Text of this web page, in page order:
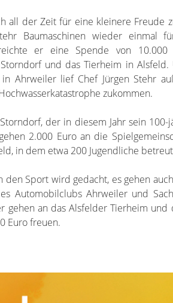
all der Zeit für eine kleinere Freude
Baumaschinen wieder einmal
er eine Spende von
und das Tierheim in
Ahrweiler lief Chef Jürgen Stehr
zukommen.
der in diesem Jahr sein
2.000 Euro an die
in dem etwa 200 Jugendliche
den Sport wird gedacht, es gehen
Automobilclubs Ahrweiler und
gehen an das Alsfelder Tierheim
Euro freuen.